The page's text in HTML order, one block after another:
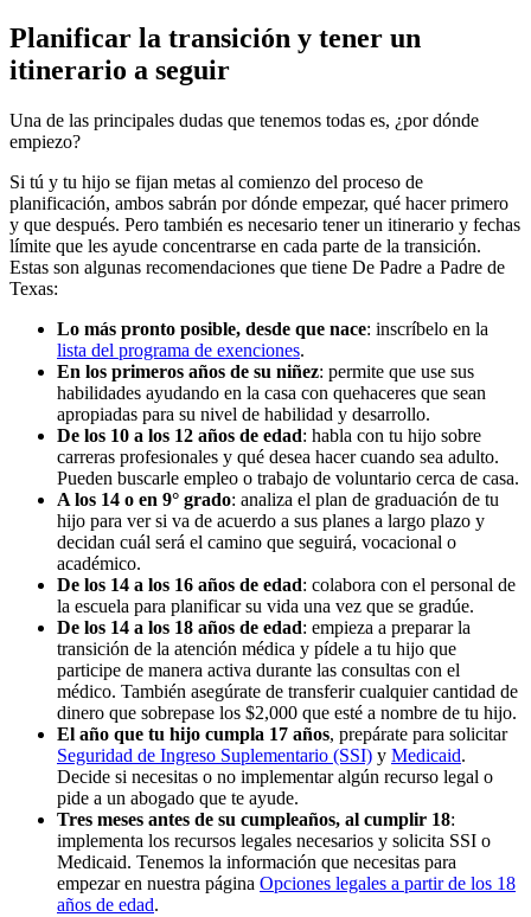
Planificar la transición y tener un
itinerario a seguir
Una de las principales dudas que tenemos todas es, ¿por dónde
empiezo?
Si tú y tu hijo se fijan metas al comienzo del proceso de
planificación, ambos sabrán por dónde empezar, qué hacer primero
y que después. Pero también es necesario tener un itinerario y fechas
límite que les ayude concentrarse en cada parte de la transición.
Estas son algunas recomendaciones que tiene De Padre a Padre de
Texas:
Lo más pronto posible, desde que nace: inscríbelo en la
lista del programa de exenciones.
En los primeros años de su niñez: permite que use sus
habilidades ayudando en la casa con quehaceres que sean
apropiadas para su nivel de habilidad y desarrollo.
De los 10 a los 12 años de edad: habla con tu hijo sobre
carreras profesionales y qué desea hacer cuando sea adulto.
Pueden buscarle empleo o trabajo de voluntario cerca de casa.
A los 14 o en 9° grado: analiza el plan de graduación de tu
hijo para ver si va de acuerdo a sus planes a largo plazo y
decidan cuál será el camino que seguirá, vocacional o
académico.
De los 14 a los 16 años de edad: colabora con el personal de
la escuela para planificar su vida una vez que se gradúe.
De los 14 a los 18 años de edad: empieza a preparar la
transición de la atención médica y pídele a tu hijo que
participe de manera activa durante las consultas con el
médico. También asegúrate de transferir cualquier cantidad de
dinero que sobrepase los $2,000 que esté a nombre de tu hijo.
El año que tu hijo cumpla 17 años, prepárate para solicitar
Seguridad de Ingreso Suplementario (SSI) y Medicaid.
Decide si necesitas o no implementar algún recurso legal o
pide a un abogado que te ayude.
Tres meses antes de su cumpleaños, al cumplir 18:
implementa los recursos legales necesarios y solicita SSI o
Medicaid. Tenemos la información que necesitas para
empezar en nuestra página Opciones legales a partir de los 18
años de edad.